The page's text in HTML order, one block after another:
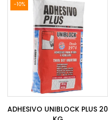
-10%
ADHESIVO UNIBLOCK PLUS 20